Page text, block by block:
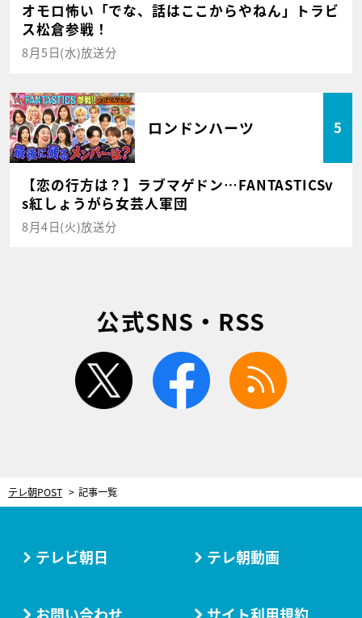
オモロ怖い「でな、話はここからやねん」トラビ
ス松倉参戦！
8月5日(水)放送分
ロンドンハーツ 5
【恋の行方は？】ラブマゲドン…FANTASTICSv
s紅しょうがら女芸人軍団
8月4日(火)放送分
公式SNS・RSS
twitter facebook
テレ朝POST 記事一覧
テレビ朝日 テレ朝動画
お問い合わせ サイト利用規約